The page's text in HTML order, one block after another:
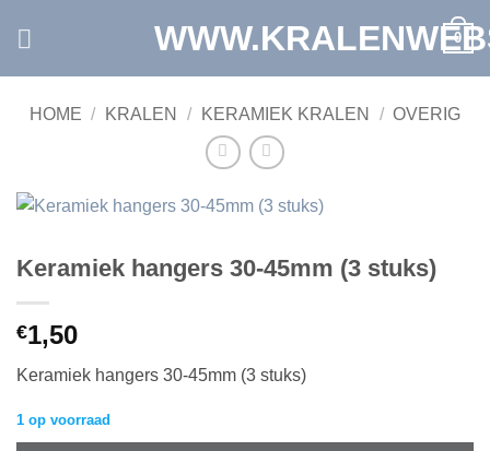
0
HOME / KRALEN / KERAMIEK KRALEN / OVERIG
Keramiek hangers 30-45mm (3 stuks)
€1,50
Keramiek hangers 30-45mm (3 stuks)
1 op voorraad